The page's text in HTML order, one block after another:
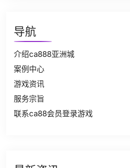
导航
介绍ca888亚洲城
案例中心
游戏资讯
服务宗旨
联系ca88会员登录游戏